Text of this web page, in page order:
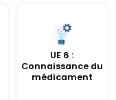
UE 6 :
Connaissance du
médicament